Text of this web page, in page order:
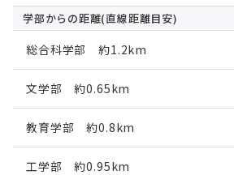
学部からの距離(直線距離目安)
総合科学部 約1.2km
文学部 約0.65km
教育学部 約0.8km
工学部 約0.95km